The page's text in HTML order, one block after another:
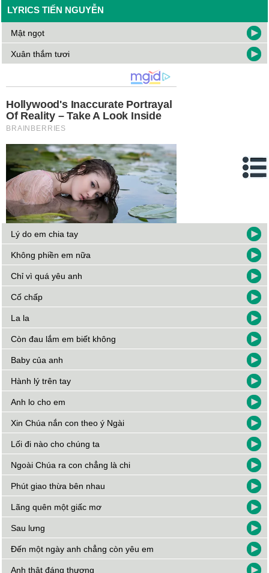
LYRICS TIẾN NGUYỄN
Mật ngọt
Xuân thắm tươi
Lý do em chia tay
Không phiền em nữa
Chỉ vì quá yêu anh
Cố chấp
La la
Còn đau lắm em biết không
Baby của anh
Hành lý trên tay
Anh lo cho em
Xin Chúa nắn con theo ý Ngài
Lối đi nào cho chúng ta
Ngoài Chúa ra con chẳng là chi
Phút giao thừa bên nhau
Lãng quên một giấc mơ
Sau lưng
Đến một ngày anh chẳng còn yêu em
Anh thật đáng thương